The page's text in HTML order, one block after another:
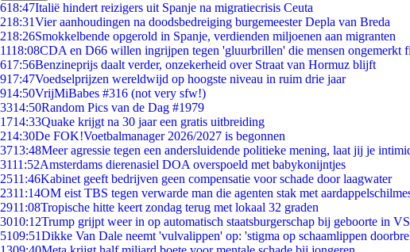
618:47Italië hindert reizigers uit Spanje na migratiecrisis Ceuta
218:31Vier aanhoudingen na doodsbedreiging burgemeester Depla van Breda
218:26Smokkelbende opgerold in Spanje, verdienden miljoenen aan migranten
1118:08CDA en D66 willen ingrijpen tegen 'gluurbrillen' die mensen ongemerkt
617:56Benzineprijs daalt verder, onzekerheid over Straat van Hormuz blijft
917:47Voedselprijzen wereldwijd op hoogste niveau in ruim drie jaar
914:50VrijMiBabes #316 (not very sfw!)
3314:50Random Pics van de Dag #1979
1714:33Quake krijgt na 30 jaar een gratis uitbreiding
214:30De FOK!Voetbalmanager 2026/2027 is begonnen
3713:48Meer agressie tegen een andersluidende politieke mening, laat jij je
3111:52Amsterdams dierenasiel DOA overspoeld met babykonijntjes
2511:46Kabinet geeft bedrijven geen compensatie voor schade door laagwater
2311:14OM eist TBS tegen verwarde man die agenten stak met
2911:08Tropische hitte keert zondag terug met lokaal 32 graden
3010:12Trump grijpt weer in op automatisch staatsburgerschap bij geboorte in VS
5109:51Dikke Van Dale neemt 'vulvalippen' op: 'stigma op schaamlippen